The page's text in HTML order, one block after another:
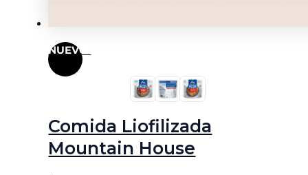
NUEVO!
Comida Liofilizada
Mountain House